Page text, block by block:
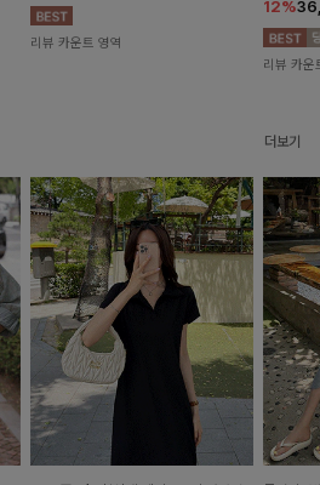
리뷰 카운트 영역
12%
리뷰 카운
더보기